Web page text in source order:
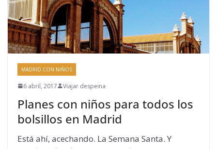
MADRID CON NIÑOS
6 abril, 2017 Viajar despeina
Planes con niños para todos los
bolsillos en Madrid
Está ahí, acechando. La Semana Santa. Y